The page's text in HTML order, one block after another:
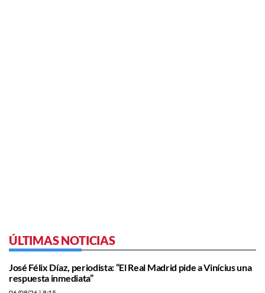
ÚLTIMAS NOTICIAS
José Félix Díaz, periodista: “El Real Madrid pide a Vinícius una
respuesta inmediata”